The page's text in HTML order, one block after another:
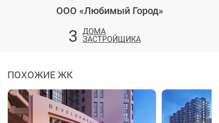
ООО «Любимый Город»
3
ДОМА
ЗАСТРОЙЩИКА
ПОХОЖИЕ ЖК